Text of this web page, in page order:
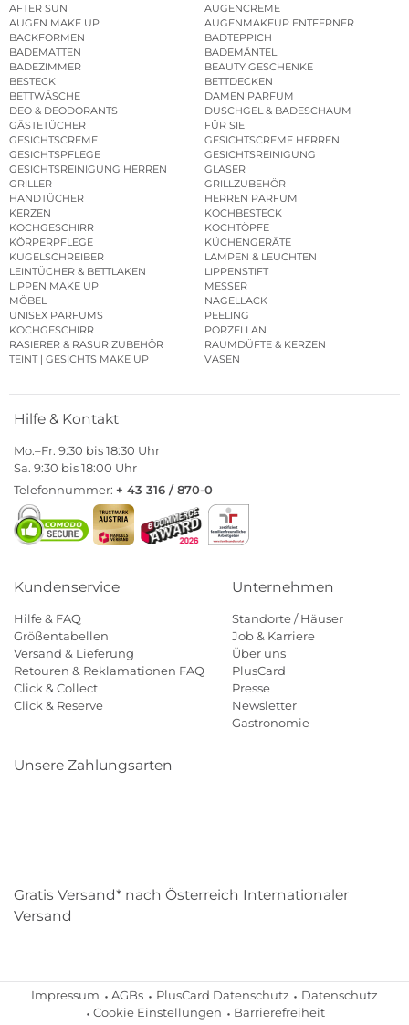
AFTER SUN
AUGENCREME
AUGEN MAKE UP
AUGENMAKEUP ENTFERNER
BACKFORMEN
BADTEPPICH
BADEMATTEN
BADEMÄNTEL
BADEZIMMER
BEAUTY GESCHENKE
BESTECK
BETTDECKEN
BETTWÄSCHE
DAMEN PARFUM
DEO & DEODORANTS
DUSCHGEL & BADESCHAUM
GÄSTETÜCHER
FÜR SIE
GESICHTSCREME
GESICHTSCREME HERREN
GESICHTSPFLEGE
GESICHTSREINIGUNG
GESICHTSREINIGUNG HERREN
GLÄSER
GRILLER
GRILLZUBEHÖR
HANDTÜCHER
HERREN PARFUM
KERZEN
KOCHBESTECK
KOCHGESCHIRR
KOCHTÖPFE
KÖRPERPFLEGE
KÜCHENGERÄTE
KUGELSCHREIBER
LAMPEN & LEUCHTEN
LEINTÜCHER & BETTLAKEN
LIPPENSTIFT
LIPPEN MAKE UP
MESSER
MÖBEL
NAGELLACK
UNISEX PARFUMS
PEELING
KOCHGESCHIRR
PORZELLAN
RASIERER & RASUR ZUBEHÖR
RAUMDÜFTE & KERZEN
TEINT | GESICHTS MAKE UP
VASEN
Hilfe & Kontakt
Mo.–Fr. 9:30 bis 18:30 Uhr
Sa. 9:30 bis 18:00 Uhr
Telefonnummer: + 43 316 / 870-0
Kundenservice
Hilfe & FAQ
Größentabellen
Versand & Lieferung
Retouren & Reklamationen FAQ
Click & Collect
Click & Reserve
Unternehmen
Standorte / Häuser
Job & Karriere
Über uns
PlusCard
Presse
Newsletter
Gastronomie
Unsere Zahlungsarten
Gratis Versand* nach Österreich Internationaler
Versand
Impressum AGBs PlusCard Datenschutz
Datenschutz
Cookie Einstellungen
Barrierefreiheit